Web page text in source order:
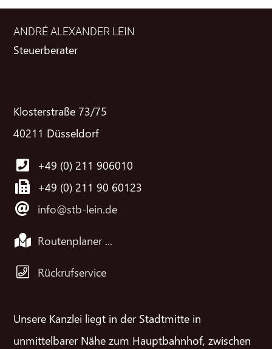
ANDRÉ ALEXANDER LEIN
Steuerberater
Klosterstraße 73/75
40211 Düsseldorf
+49 (0) 211 906010
+49 (0) 211 90 60123
info@stb-lein.de
Routenplaner ...
Rückrufservice
Unsere Kanzlei liegt in der Stadtmitte in
unmittelbarer Nähe zum Hauptbahnhof, zwischen